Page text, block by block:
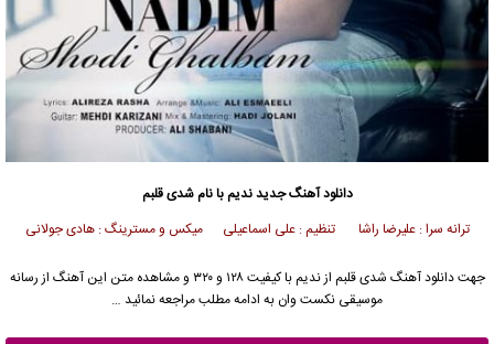
دانلود آهنگ جدیدندیمبا نام شدی قلبم
ترانه سرا : علیرضا راشا تنظیم : علی اسماعیلی میکس و مسترینگ : هادی جولانی
جهت دانلود آهنگ شدی قلبم ازندیم
با کیفیت ۱۲۸ و ۳۲۰ و مشاهده متن این آهنگ از رسانه
موسیقی نکست وان به ادامه مطلب مراجعه نمائید …